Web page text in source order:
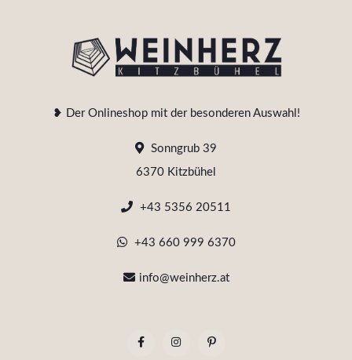
❥ Der Onlineshop mit der besonderen Auswahl!
Sonngrub 39
6370 Kitzbühel
+43 5356 20511
+43 660 999 6370
info@weinherz.at